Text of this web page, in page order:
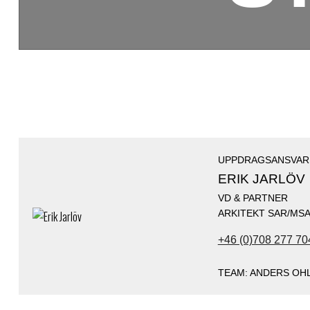
ERIK JARLÖV
VD & PARTNER
ARKITEKT SAR/MSA
+46 (0)708 277
TEAM: ANDERS